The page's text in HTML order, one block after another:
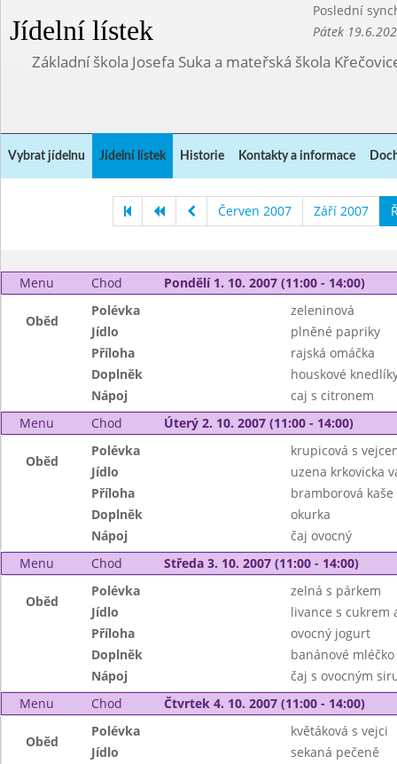
Jídelní lístek
Poslední
Pátek
Základní škola Josefa Suka a mateřská škola
Vybrat jídelnu Jídelní lístek Historie Kontakty a informace
Červen 2007 Září 2007
Menu Chod Pondělí 1. 10. 2007 (11:00 - 14:00)
Oběd
Polévka
zeleninová
Jídlo
plněné papriky
Příloha
rajská omáčka
Doplněk
houskové
Nápoj
caj s citronem
Menu
Chod Úterý 2. 10. 2007 (11:00 - 14:00)
Oběd
Polévka
krupicová s
Jídlo
uzena krkovicka
Příloha
bramborová kaše
Doplněk
okurka
Nápoj
čaj ovocný
Menu
Chod Středa 3. 10. 2007 (11:00 - 14:00)
Oběd
Polévka
zelná s párkem
Jídlo
livance s cukrem
Příloha
ovocný jogurt
Doplněk
banánové mléčko
Nápoj
čaj s ovocným
Menu
Chod Čtvrtek 4. 10. 2007 (11:00 - 14:00)
Oběd
Polévka
květáková s vejci
Jídlo
sekaná pečeně